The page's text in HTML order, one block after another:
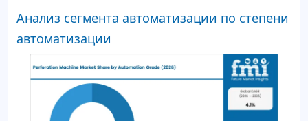
Анализ сегмента автоматизации по степени
автоматизации